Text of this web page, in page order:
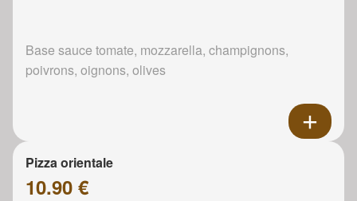
Base sauce tomate, mozzarella, champignons,
poivrons, oignons, olives
Pizza orientale
10.90 €